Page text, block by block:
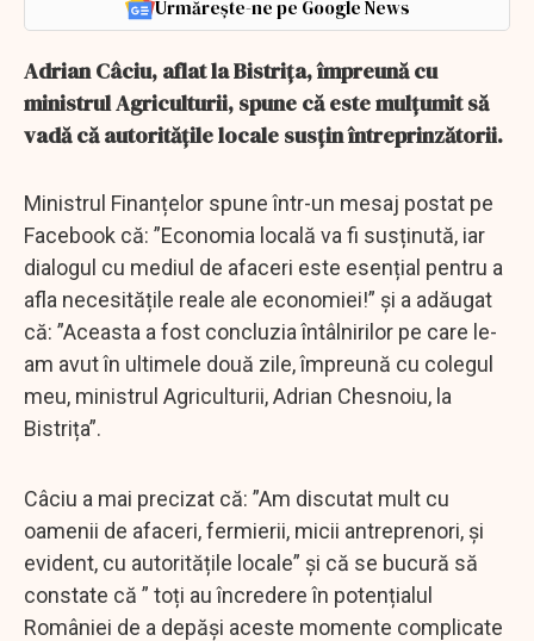
Urmărește-ne pe Google News
Adrian Câciu, aflat la Bistrița, împreună cu
ministrul Agriculturii, spune că este mulțumit să
vadă că autoritățile locale susțin întreprinzătorii.
Ministrul Finanțelor spune într-un mesaj postat pe
Facebook că: ”Economia locală va fi susținută, iar
dialogul cu mediul de afaceri este esențial pentru a
afla necesitățile reale ale economiei!” și a adăugat
că: ”Aceasta a fost concluzia întâlnirilor pe care le-
am avut în ultimele două zile, împreună cu colegul
meu, ministrul Agriculturii, Adrian Chesnoiu, la
Bistrița”.
Câciu a mai precizat că: ”Am discutat mult cu
oamenii de afaceri, fermierii, micii antreprenori, și
evident, cu autoritățile locale” și că se bucură să
constate că ” toți au încredere în potențialul
României de a depăși aceste momente complicate